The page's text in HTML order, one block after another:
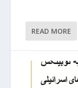
READ MORE